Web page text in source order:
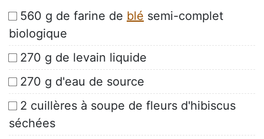
560 g de farine de blé semi-complet
biologique
270 g de levain liquide
270 g d'eau de source
2 cuillères à soupe de fleurs d'hibiscus
séchées